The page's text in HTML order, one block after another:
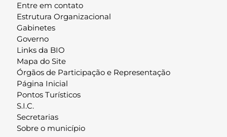
Entre em contato
Estrutura Organizacional
Gabinetes
Governo
Links da BIO
Mapa do Site
Órgãos de Participação e Representação
Página Inicial
Pontos Turísticos
S.I.C.
Secretarias
Sobre o município